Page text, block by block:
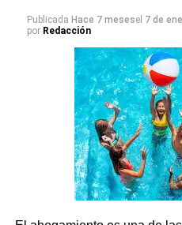
Publicada Hace 7 mesesel 7 de
por Redacción